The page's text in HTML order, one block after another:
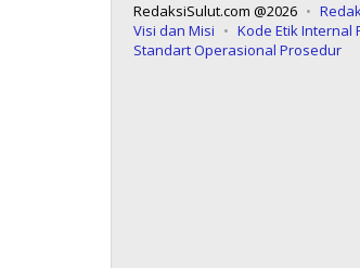
RedaksiSulut.com @2026
Visi dan Misi
Kode Etik Internal
Standart Operasional Prosedur